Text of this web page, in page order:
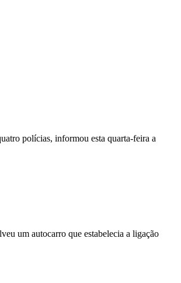
polícias, informou esta quarta-feira a
um autocarro que estabelecia a ligação